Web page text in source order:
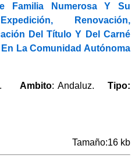
Familia Numerosa Y Su
Renovación,
Del Título Y Del Carné
La Comunidad Autónoma
Ambito: Andaluz.Tipo:
Tamaño:16 kb